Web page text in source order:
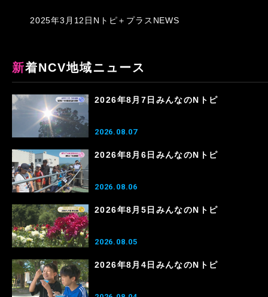
2025年3月12日Nトピ＋プラスNEWS
新着NCV地域ニュース
2026年8月7日みんなのNトピ
2026.08.07
2026年8月6日みんなのNトピ
2026.08.06
2026年8月5日みんなのNトピ
2026.08.05
2026年8月4日みんなのNトピ